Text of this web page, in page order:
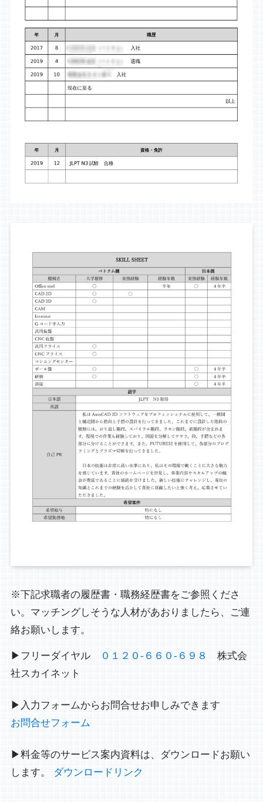
※下記求職者の履歴書・職務経歴書をご参照くださ
い。マッチングしそうな人材があおりましたら、ご連
絡お願いします。
▶フリーダイヤル ０１２０-６６０-６９８
株式会
社スカイネット
▶入力フォームからお問合せお申しみできます
お問合せフォーム
▶料金等のサービス案内資料は、ダウンロードお願い
します。
ダウンロードリンク